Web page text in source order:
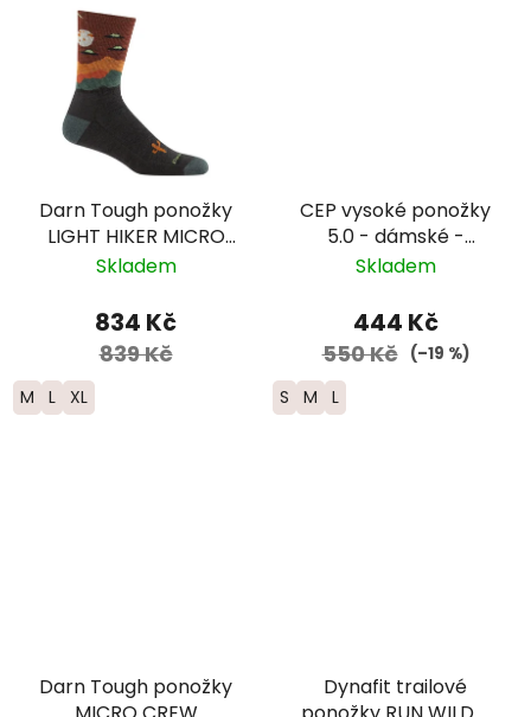
Darn Tough ponožky
LIGHT HIKER MICRO
CREW Lightweight
hnědá
Skladem
834 Kč
839 Kč
M L XL
CEP vysoké ponožky
5.0 - dámské -
zelená/černá
Skladem
444 Kč
550 Kč (–19 %)
S M L
Darn Tough ponožky
Dynafit trailové